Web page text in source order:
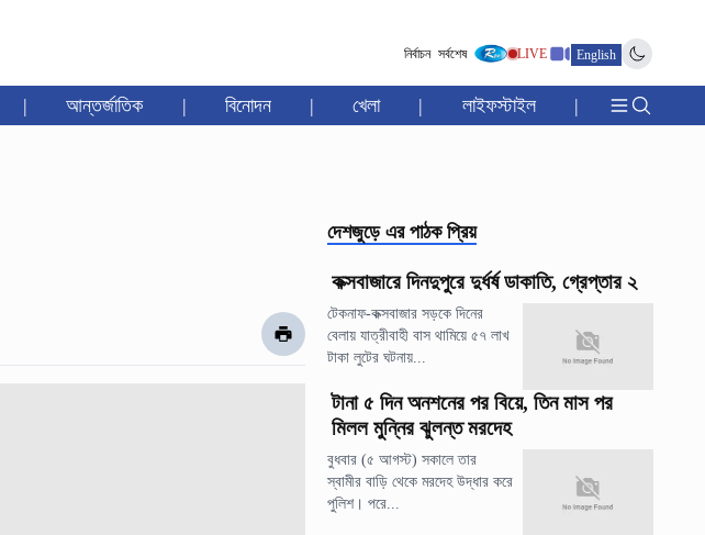
নির্বাচন সর্বশেষ LIVE English
| আন্তর্জাতিক | বিনোদন | খেলা | লাইফস্টাইল |
দেশজুড়ে এর পাঠক প্রিয়
কক্সবাজারে দিনদুপুরে দুর্ধর্ষ ডাকাতি, গ্রেপ্তার ২
টেকনাফ-কক্সবাজার সড়কে দিনের
বেলায় যাত্রীবাহী বাস থামিয়ে ৫৭ লাখ
টাকা লুটের ঘটনায়...
টানা ৫ দিন অনশনের পর বিয়ে, তিন মাস পর
মিলল মুন্নির ঝুলন্ত মরদেহ
বুধবার (৫ আগস্ট) সকালে তার
স্বামীর বাড়ি থেকে মরদেহ উদ্ধার করে
পুলিশ। পরে...